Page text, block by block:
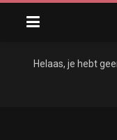
Helaas, je hebt